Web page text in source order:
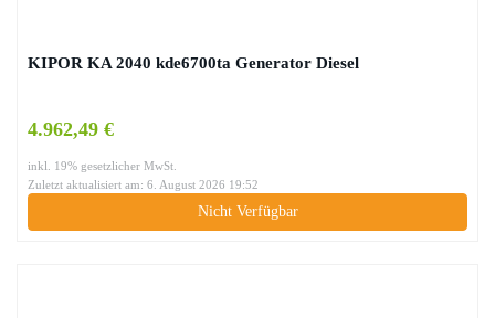
KIPOR KA 2040 kde6700ta Generator Diesel
4.962,49 €
inkl. 19% gesetzlicher MwSt.
Zuletzt aktualisiert am: 6. August 2026 19:52
Nicht Verfügbar